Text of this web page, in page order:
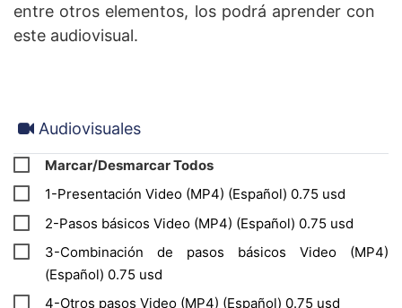
entre otros elementos, los podrá aprender con
este audiovisual.
Audiovisuales
Marcar/Desmarcar Todos
1-Presentación Video (MP4) (Español) 0.75 usd
2-Pasos básicos Video (MP4) (Español) 0.75 usd
3-Combinación de pasos básicos Video (MP4)
(Español) 0.75 usd
4-Otros pasos Video (MP4) (Español) 0.75 usd